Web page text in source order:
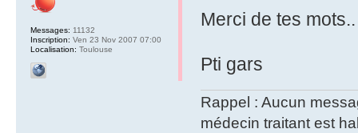
Merci de tes
Pti gars
Rappel : Aucun
médecin traitant est
Messages: 11132
Inscription: Ven 23 Nov 2007 07:00
Localisation: Toulouse